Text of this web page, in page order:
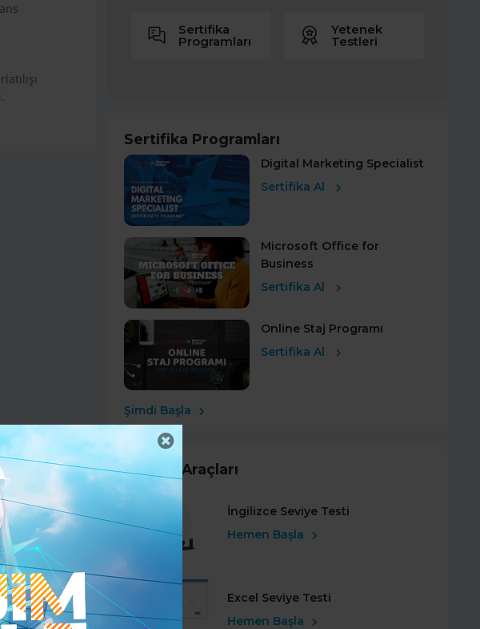
Sertifika
Programları
Yetenek
Testleri
Sertifika Programları
Digital Marketing Specialist
Sertifika Al
Microsoft Office for
Business
Sertifika Al
Online Staj Programı
Sertifika Al
Şimdi Başla
Kariyer Araçları
İngilizce Seviye Testi
Hemen Başla
Excel Seviye Testi
Hemen Başla